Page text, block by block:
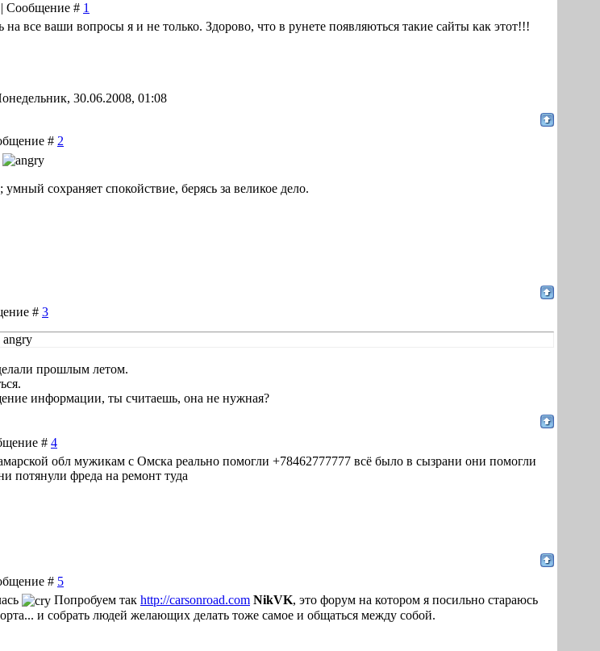
| Сообщение # 1
на все ваши вопросы я и не только. Здорово, что в рунете появляються такие сайты как этот!!!
30.06.2008, 01:08
# 2
сохраняет спокойствие, берясь за великое дело.
# 3
angry
прошлым летом.
информации, ты считаешь, она не нужная?
# 4
обл мужикам с Омска реально помогли +78462777777 всё было в сызрани они помогли
потянули фреда на ремонт туда
# 5
Попробуем так http://carsonroad.com NikVK, это форум на котором я посильно стараюсь
и собрать людей желающих делать тоже самое и общаться между собой.